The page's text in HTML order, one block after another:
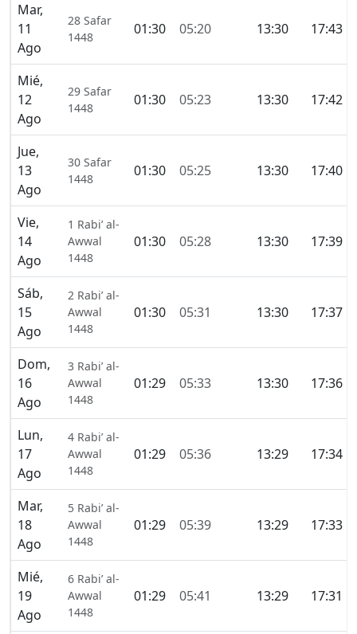
Mar,
11
Ago
28 Safar
1448
01:30 05:20 13:30 17:43
Mié,
12
Ago
29 Safar
1448
01:30 05:23 13:30 17:42
Jue,
13
Ago
30 Safar
1448
01:30 05:25 13:30 17:40
Vie,
14
Ago
1 Rabi’ al-
Awwal
1448
01:30 05:28 13:30 17:39
Sáb,
15
Ago
2 Rabi’ al-
Awwal
1448
01:30 05:31 13:30 17:37
Dom,
16
Ago
3 Rabi’ al-
Awwal
1448
01:29 05:33 13:30 17:36
Lun,
17
Ago
4 Rabi’ al-
Awwal
1448
01:29 05:36 13:29 17:34
Mar,
18
Ago
5 Rabi’ al-
Awwal
1448
01:29 05:39 13:29 17:33
Mié,
19
Ago
6 Rabi’ al-
Awwal
1448
01:29 05:41 13:29 17:31